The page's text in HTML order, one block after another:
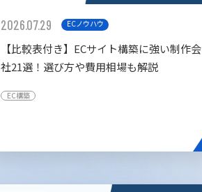
2026.07.29 ECノウハウ
【比較表付き】ECサイト構築に強い制作会
社21選！選び方や費用相場も解説
EC構築